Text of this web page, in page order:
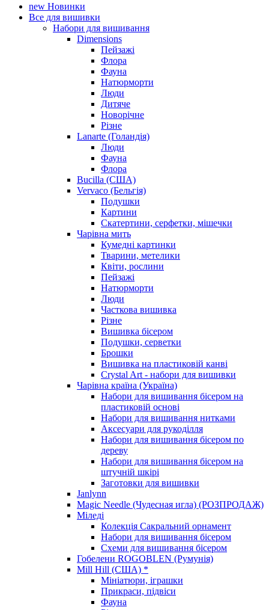
new Новинки
Все для вишивки
Набори для вишивання
Dimensions
Пейзажі
Флора
Фауна
Натюрморти
Люди
Дитяче
Новорічне
Різне
Lanarte (Голандія)
Люди
Фауна
Флора
Bucilla (США)
Vervaco (Бельгія)
Подушки
Картини
Скатертини, серфетки, мішечки
Чарiвна мить
Кумедні картинки
Тварини, метелики
Квіти, рослини
Пейзажі
Натюрморти
Люди
Часткова вишивка
Різне
Вишивка бісером
Подушки, серветки
Брошки
Вишивка на пластиковій канві
Crystal Art - набори для вишивки
Чарівна країна (Україна)
Набори для вишивання бісером на
пластиковій основі
Набори для вишивання нитками
Аксесуари для рукоділля
Набори для вишивання бісером по
дереву
Набори для вишивання бісером на
штучній шкірі
Заготовки для вишивки
Janlynn
Magic Needle (Чудесная игла) (РОЗПРОДАЖ)
Міледі
Колекція Сакральний орнамент
Набори для вишивання бісером
Схеми для вишивання бісером
Гобелени ROGOBLEN (Румунія)
Mill Hill (США) *
Мініатюри, іграшки
Прикраси, підвіси
Фауна